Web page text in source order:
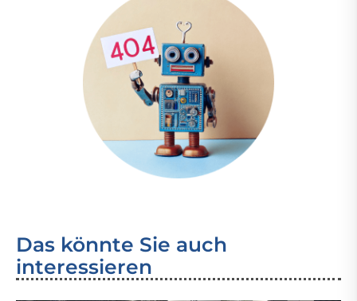
Das könnte Sie auch
interessieren